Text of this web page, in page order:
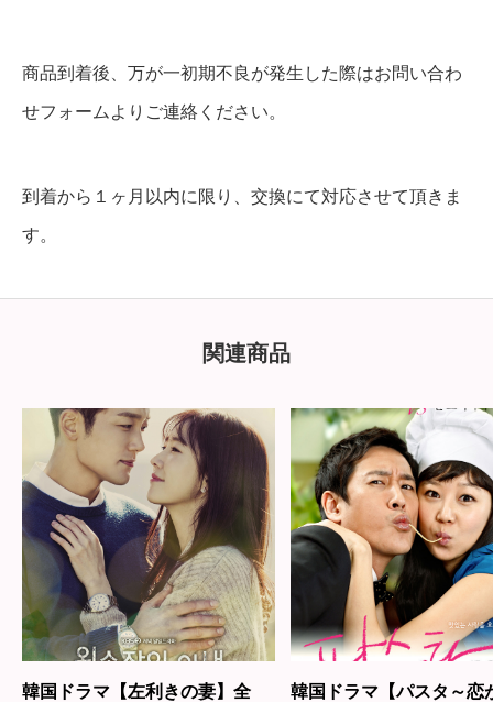
商品到着後、万が一初期不良が発生した際はお問い合わ
せフォームよりご連絡ください。
到着から１ヶ月以内に限り、交換にて対応させて頂きま
す。
関連商品
韓国ドラマ【左利きの妻】全
韓国ドラマ【パスタ～恋